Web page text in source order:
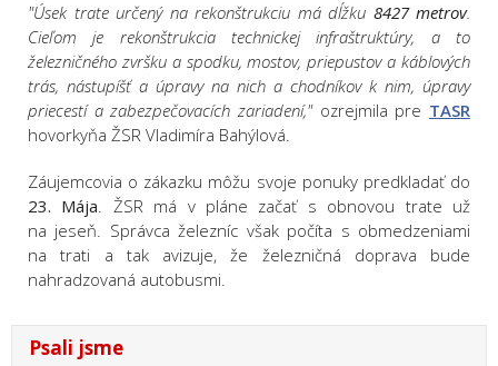
"Úsek trate určený na rekonštrukciu má dĺžku 8427 metrov.
Cieľom je rekonštrukcia technickej infraštruktúry, a to
železničného zvršku a spodku, mostov, priepustov a káblových
trás, nástupíšť a úpravy na nich a chodníkov k nim, úpravy
priecestí a zabezpečovacích zariadení,"ozrejmila pre TASR
hovorkyňa ŽSR Vladimíra Bahýlová.
Záujemcovia o zákazku môžu svoje ponuky predkladať do
23. Mája. ŽSR má v pláne začať s obnovou trate už
na jeseň. Správca železníc však počíta s obmedzeniami
na trati a tak avizuje, že železničná doprava bude
nahradzovaná autobusmi.
Psali jsme